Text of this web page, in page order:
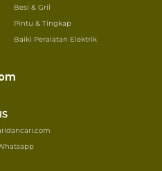
Besi & Gril
Pintu & Tingkap
Baiki Peralatan Elektrik